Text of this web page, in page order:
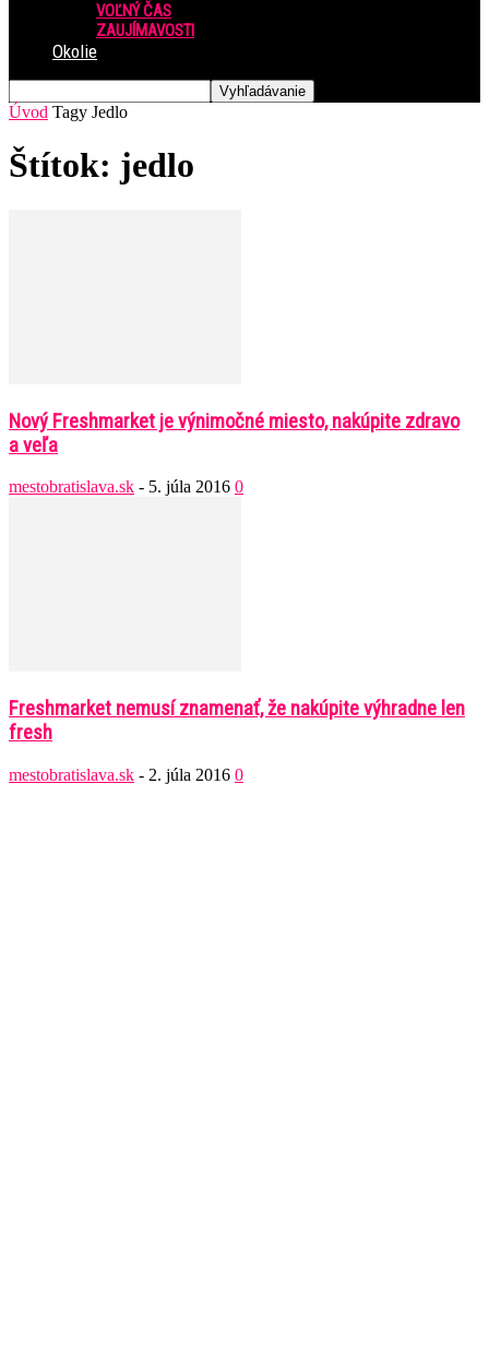
VOĽNÝ ČAS
ZAUJÍMAVOSTI
Okolie
Úvod Tagy Jedlo
Štítok: jedlo
Nový Freshmarket je výnimočné miesto, nakúpite zdravo
a veľa
mestobratislava.sk - 5. júla 2016 0
Freshmarket nemusí znamenať, že nakúpite výhradne len
fresh
mestobratislava.sk - 2. júla 2016 0